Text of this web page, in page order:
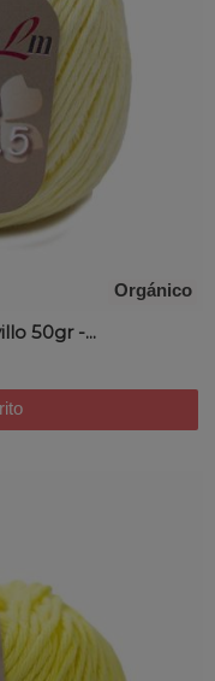
Orgánico
50gr -...